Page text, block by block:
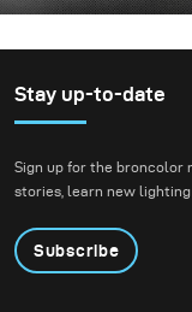
setting that blended
nature with
architecture.
Stay up-to-date
Sign up for the broncolor
stories, learn new
Subscribe